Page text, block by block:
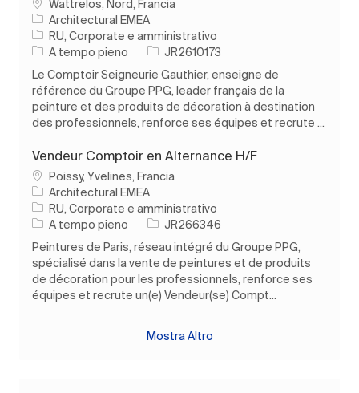
Ubicazione
Wattrelos, Nord, Francia
Architectural EMEA
Categoria
RU, Corporate e amministrativo
Tipo di lavoro
A tempo pieno ID processo
JR2610173
Le Comptoir Seigneurie Gauthier, enseigne de
référence du Groupe PPG, leader français de la
peinture et des produits de décoration à destination
des professionnels, renforce ses équipes et recrute ...
Vendeur Comptoir en Alternance H/F
Ubicazione
Poissy, Yvelines, Francia
Architectural EMEA
Categoria
RU, Corporate e amministrativo
Tipo di lavoro
A tempo pieno ID processo
JR266346
Peintures de Paris, réseau intégré du Groupe PPG,
spécialisé dans la vente de peintures et de produits
de décoration pour les professionnels, renforce ses
équipes et recrute un(e) Vendeur(se) Compt...
Mostra Altro